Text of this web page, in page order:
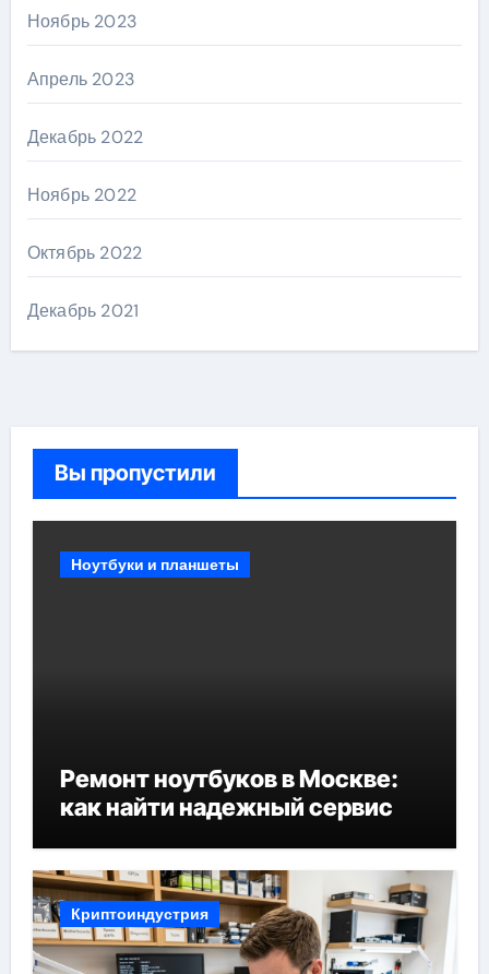
Ноябрь 2023
Апрель 2023
Декабрь 2022
Ноябрь 2022
Октябрь 2022
Декабрь 2021
Вы пропустили
Ноутбуки и планшеты
Ремонт ноутбуков в Москве:
как найти надежный сервис
Криптоиндустрия